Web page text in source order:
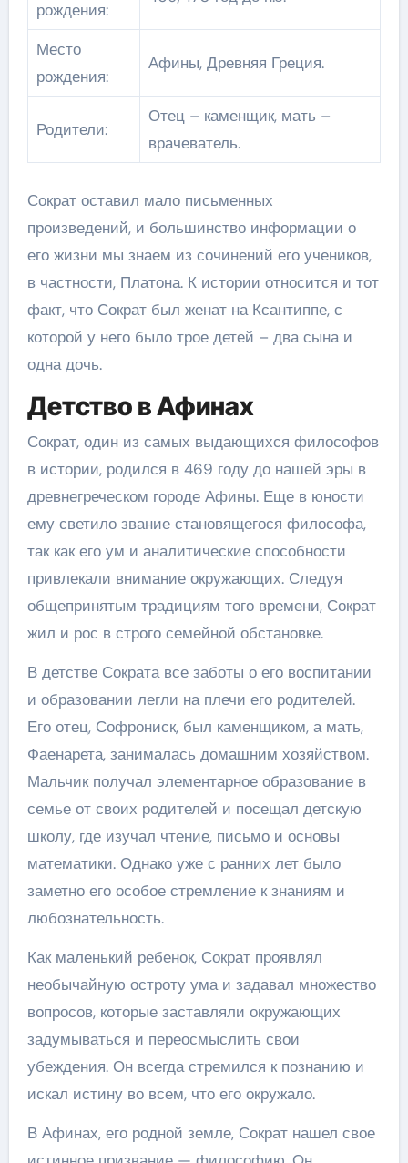
рождения:
Место
рождения:
Афины, Древняя Греция.
Родители:
Отец – каменщик, мать –
врачеватель.
Сократ оставил мало письменных
произведений, и большинство информации о
его жизни мы знаем из сочинений его учеников,
в частности, Платона. К истории относится и тот
факт, что Сократ был женат на Ксантиппе, с
которой у него было трое детей – два сына и
одна дочь.
Детство в Афинах
Сократ, один из самых выдающихся философов
в истории, родился в 469 году до нашей эры в
древнегреческом городе Афины. Еще в юности
ему светило звание становящегося философа,
так как его ум и аналитические способности
привлекали внимание окружающих. Следуя
общепринятым традициям того времени, Сократ
жил и рос в строго семейной обстановке.
В детстве Сократа все заботы о его воспитании
и образовании легли на плечи его родителей.
Его отец, Софрониск, был каменщиком, а мать,
Фаенарета, занималась домашним хозяйством.
Мальчик получал элементарное образование в
семье от своих родителей и посещал детскую
школу, где изучал чтение, письмо и основы
математики. Однако уже с ранних лет было
заметно его особое стремление к знаниям и
любознательность.
Как маленький ребенок, Сократ проявлял
необычайную остроту ума и задавал множество
вопросов, которые заставляли окружающих
задумываться и переосмыслить свои
убеждения. Он всегда стремился к познанию и
искал истину во всем, что его окружало.
В Афинах, его родной земле, Сократ нашел свое